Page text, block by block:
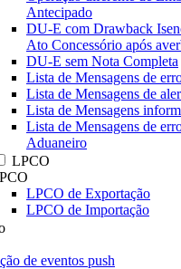
Antecipado
DU-E com Drawback
Ato Concessório após
DU-E sem Nota Completa
Lista de Mensagens de
Lista de Mensagens de
Lista de Mensagens
Lista de Mensagens de
Aduaneiro
LPCO
LPCO de Exportação
LPCO de Importação
de eventos push